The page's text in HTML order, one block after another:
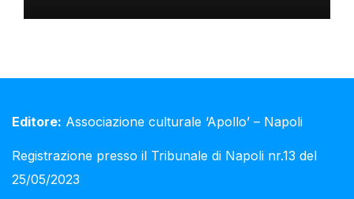
Editore: Associazione culturale ‘Apollo’ – Napoli
Registrazione presso il Tribunale di Napoli nr.13 del
25/05/2023